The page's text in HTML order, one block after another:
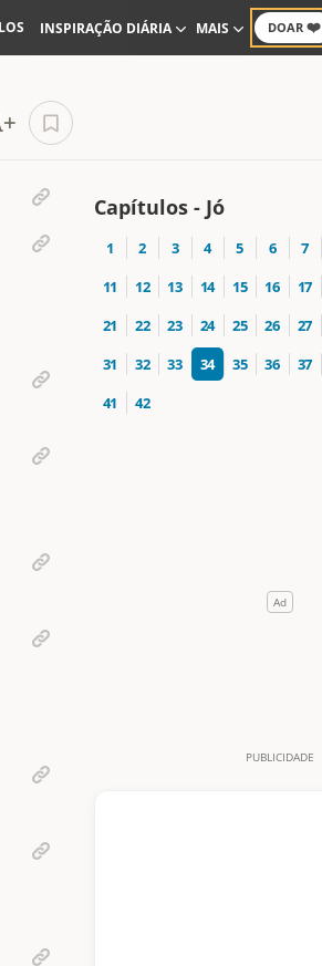
DOAR ❤️
INSPIRAÇÃO DIÁRIA MAIS
Capítulos - Jó
1 2 3 4 5 6 7
11
12 13 14 15 16 17
21
22 23 24 25 26 27
31
32 33 34 35 36 37
41
42